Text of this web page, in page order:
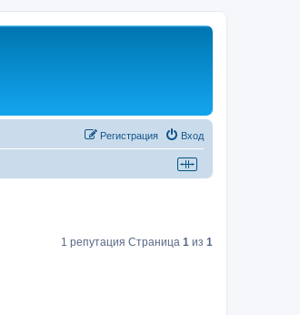
Вход
Регистрация
1 репутация Страница 1 из 1